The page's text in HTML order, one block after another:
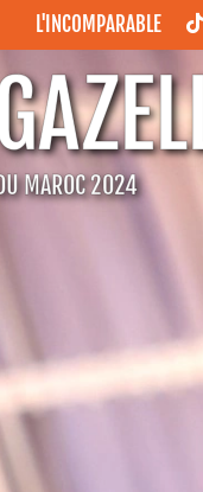
L'INCOMPARABLE
MAROC 2024